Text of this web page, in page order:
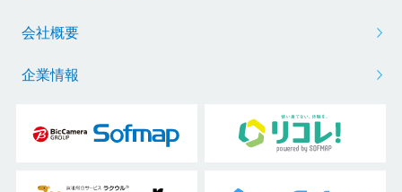
会社概要
企業情報